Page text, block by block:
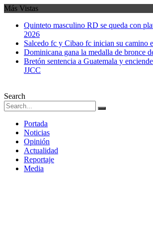
Más Vistas
Quinteto masculino RD se queda con
2026
Salcedo fc y Cibao fc inician su camino
Dominicana gana la medalla de bronce
Bretón sentencia a Guatemala y
JJCC
Search
Portada
Noticias
Opinión
Actualidad
Reportaje
Media